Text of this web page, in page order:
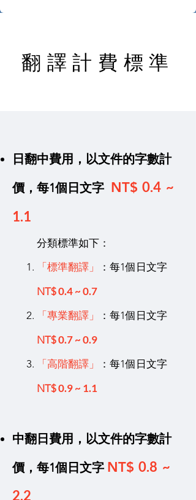
翻譯計費標準
日翻中費用， 以文件的字數計
價，每1個日文字 NT$ 0.4 ~
1.1
分類標準如下：
「標準翻譯」
：每1個日文字
NT$0.4 ~ 0.7
​「專業翻譯」
：每1個日文字
NT$0.7 ~ 0.9
「高階翻譯」
：每1個日文字
NT$0.9 ~ 1.1
中翻日費用， 以文件的字數計
價，每1個日文字 NT$ 0.8 ~
2.2